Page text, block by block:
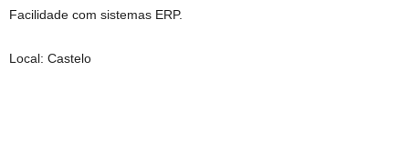
Facilidade com sistemas ERP.
Local: Castelo